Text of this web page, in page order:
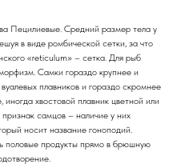
Пецилиевые. Средний размер тела у
в виде ромбической сетки, за что
«reticulum» – сетка. Для рыб
Самки гораздо крупнее и
плавников и гораздо скромнее
хвостовой плавник цветной или
самцов – наличие у них
носит название гоноподий.
половые продукты прямо в брюшную